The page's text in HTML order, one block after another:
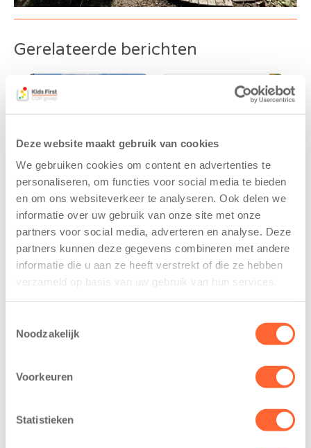
Deze website maakt gebruik van cookies
We gebruiken cookies om content en advertenties te
personaliseren, om functies voor social media te bieden
en om ons websiteverkeer te analyseren. Ook delen we
informatie over uw gebruik van onze site met onze
partners voor social media, adverteren en analyse. Deze
partners kunnen deze gegevens combineren met andere
informatie die u aan ze heeft verstrekt of die ze hebben
verzameld op basis van uw gebruik van hun services.
Noodzakelijk
Voorkeuren
Statistieken
Gerelateerde berichten
Kids First
tekent
koopcontract
voor nieuw
kindcentrum in
Leeuwarden
11 juni 2026
belangrijke stap
Kids First
nieuwe
naamsponsor
van de Mini 4
Mijl tijdens de
van Groningen
deelnemers van
Noord-Nederland